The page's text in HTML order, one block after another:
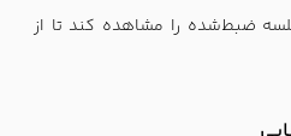
ضبط‌شده را مشاهده کند تا از